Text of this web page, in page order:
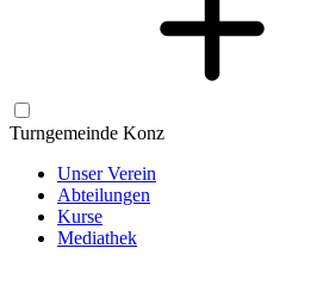
Turngemeinde Konz
Unser Verein
Abteilungen
Kurse
Mediathek